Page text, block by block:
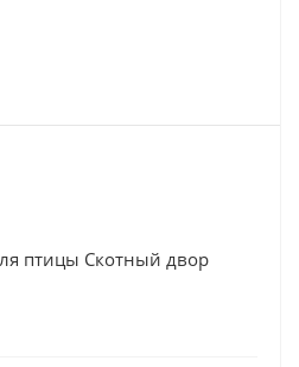
птицы Скотный двор